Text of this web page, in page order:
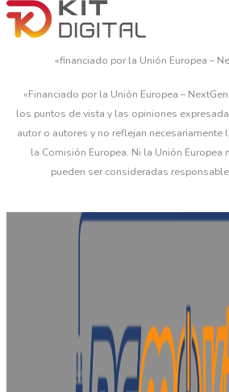
«financiado por la Unión Europea –
«Financiado por la Unión Europea –
los puntos de vista y las opiniones
autor o autores y no reflejan necesariamente
la Comisión Europea. Ni la Unión Europea
pueden ser consideradas